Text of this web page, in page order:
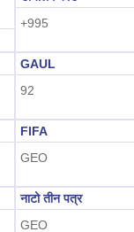
+995
GAUL
92
FIFA
GEO
नाटो तीन पत्र
GEO